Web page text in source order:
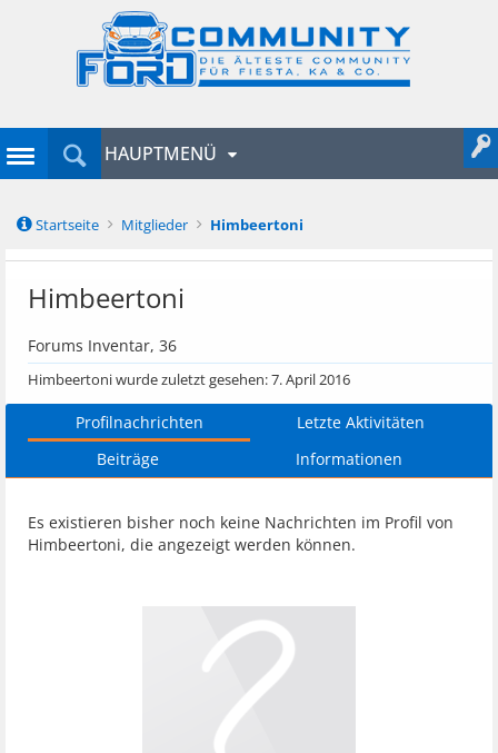
Startseite Mitglieder Himbeertoni
Himbeertoni
Forums Inventar, 36
Himbeertoni wurde zuletzt gesehen:7. April 2016
Profilnachrichten
Letzte Aktivitäten
Beiträge
Informationen
Es existieren bisher noch keine Nachrichten im Profil von
Himbeertoni, die angezeigt werden können.
HAUPTMENÜ